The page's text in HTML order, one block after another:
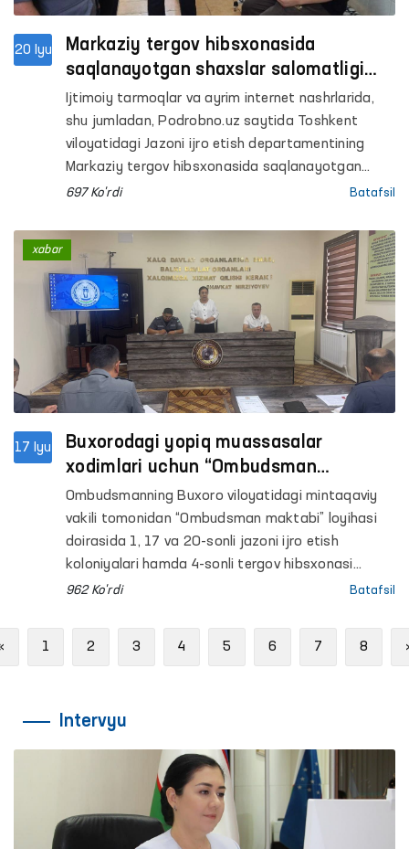
20 Iyu
Markaziy tergov hibsxonasida
saqlanayotgan shaxslar salomatligi
bilan bog‘liq xabarlar o‘rganildi
Ijtimoiy tarmoqlar va ayrim internet nashrlarida,
shu jumladan, Podrobno.uz saytida Toshkent
viloyatidagi Jazoni ijro etish departamentining
Markaziy tergov hibsxonasida saqlanayotgan
shaxslarning salomatligi bilan bog‘liq holatlar
holatni o‘rganish so‘ralgan xabarlar yuzasidan
quyidagilar maʼlum qilinadi.
697 Ko'rdi Batafsil
17 Iyu
Buxorodagi yopiq muassasalar
xodimlari uchun “Ombudsman
maktabi” tadbirlari o‘tkazildi
Ombudsmanning Buxoro viloyatidagi mintaqaviy
vakili tomonidan “Ombudsman maktabi” loyihasi
doirasida 1, 17 va 20-sonli jazoni ijro etish
koloniyalari hamda 4-sonli tergov hibsxonasi
maʼmuriyati xodimlari uchun qator tadbirlar
962 Ko'rdi Batafsil
xabar
Previous
1 2 3 4 5 6 7 8
Intervyu